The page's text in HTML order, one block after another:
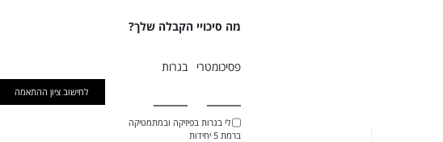
מה סיכויי הקבלה שלך?
פסיכומטרי בגרות
יש לי בגרות בפיזיקה ובמתמטיקה
ברמת 5 יחידות
לחישוב ציון ההתאמה